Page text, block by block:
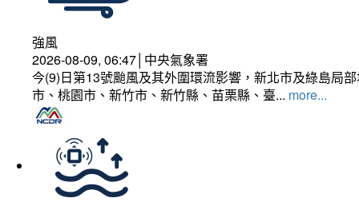
強風
2026-08-09, 06:47│中央氣象署
今(9)日第13號颱風及其外圍環流影響，新北市及綠島局
市、桃園市、新竹市、新竹縣、苗栗縣、臺... more...